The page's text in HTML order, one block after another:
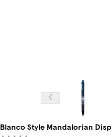
Blanco Style Mandalorian